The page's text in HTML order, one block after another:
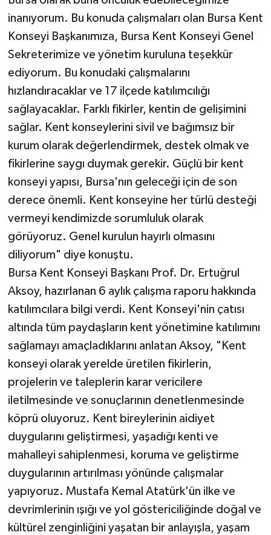
inanıyorum. Bu konuda çalışmaları olan Bursa Kent
Konseyi Başkanımıza, Bursa Kent Konseyi Genel
Sekreterimize ve yönetim kuruluna teşekkür
ediyorum. Bu konudaki çalışmalarını
hızlandıracaklar ve 17 ilçede katılımcılığı
sağlayacaklar. Farklı fikirler, kentin de gelişimini
sağlar. Kent konseylerini sivil ve bağımsız bir
kurum olarak değerlendirmek, destek olmak ve
fikirlerine saygı duymak gerekir. Güçlü bir kent
konseyi yapısı, Bursa'nın geleceği için de son
derece önemli. Kent konseyine her türlü desteği
vermeyi kendimizde sorumluluk olarak
görüyoruz. Genel kurulun hayırlı olmasını
diliyorum" diye konuştu.
Bursa Kent Konseyi Başkanı Prof. Dr. Ertuğrul
Aksoy, hazırlanan 6 aylık çalışma raporu hakkında
katılımcılara bilgi verdi. Kent Konseyi'nin çatısı
altında tüm paydaşların kent yönetimine katılımını
sağlamayı amaçladıklarını anlatan Aksoy, "Kent
konseyi olarak yerelde üretilen fikirlerin,
projelerin ve taleplerin karar vericilere
iletilmesinde ve sonuçlarının denetlenmesinde
köprü oluyoruz. Kent bireylerinin aidiyet
duygularını geliştirmesi, yaşadığı kenti ve
mahalleyi sahiplenmesi, koruma ve geliştirme
duygularının artırılması yönünde çalışmalar
yapıyoruz. Mustafa Kemal Atatürk'ün ilke ve
devrimlerinin ışığı ve yol göstericiliğinde doğal ve
kültürel zenginliğini yaşatan bir anlayışla, yaşam